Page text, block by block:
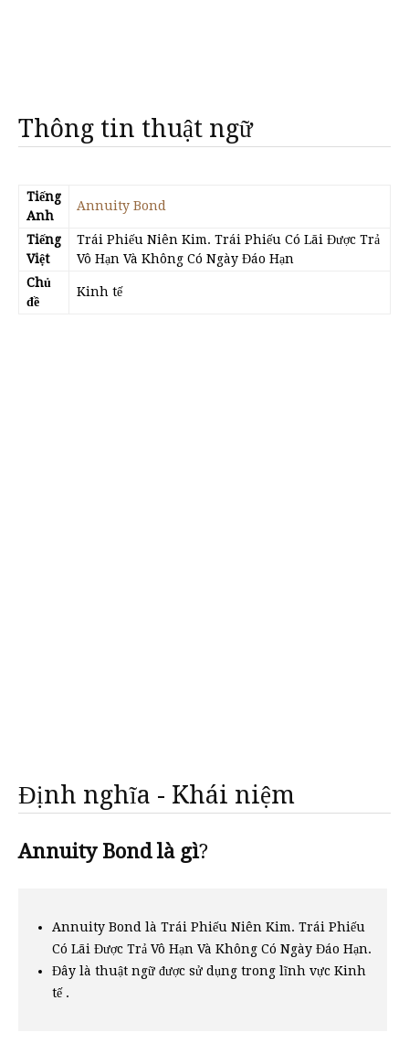
Thông tin thuật ngữ
Tiếng
Anh
Annuity Bond
Tiếng
Việt
Trái Phiếu Niên Kim. Trái Phiếu Có Lãi Được Trả
Vô Hạn Và Không Có Ngày Đáo Hạn
Chủ
đề
Kinh tế
Định nghĩa - Khái niệm
Annuity Bond là gì?
Annuity Bond là Trái Phiếu Niên Kim. Trái Phiếu
Có Lãi Được Trả Vô Hạn Và Không Có Ngày Đáo Hạn.
Đây là thuật ngữ được sử dụng trong lĩnh vực Kinh
tế .